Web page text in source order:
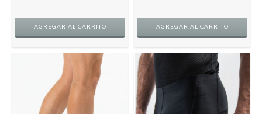
AGREGAR AL CARRITO AGREGAR AL CARRITO